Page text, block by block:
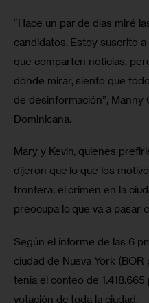
“Hace un par de días miré
candidatos. Estoy suscrito
que comparten noticias,
dónde mirar, siento que
de desinformación”, Manny
Dominicana.
Mary y Kevin, quienes
dijeron que lo que los
frontera, el crimen en la
preocupa lo que va a pasar
Según el informe de las 6
ciudad de Nueva York
tenía el conteo de
votación de toda la ciudad.